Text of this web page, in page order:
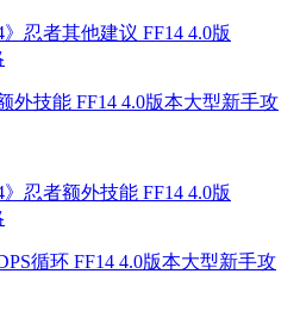
外技能 FF14 4.0版本大型新手攻
循环 FF14 4.0版本大型新手攻